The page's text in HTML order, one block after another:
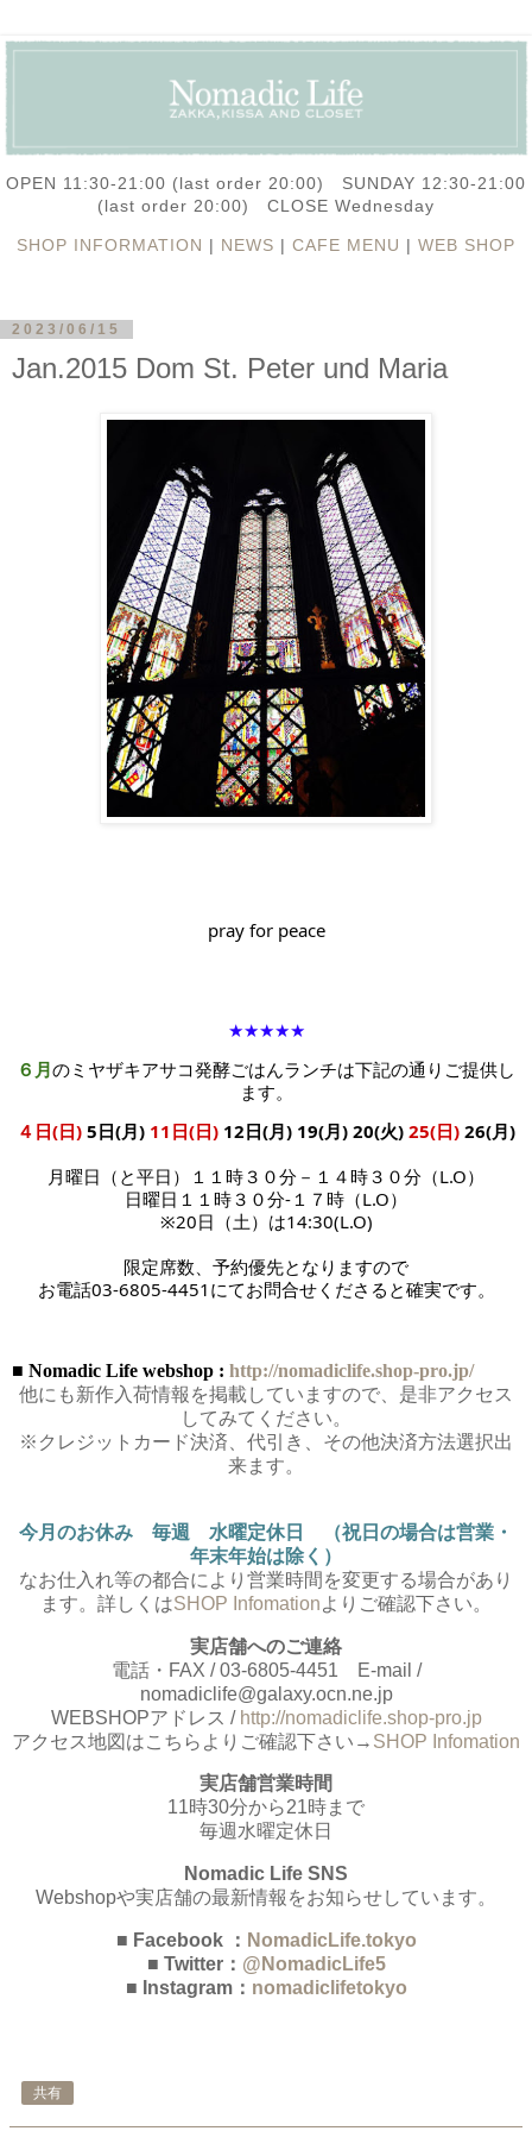
OPEN 11:30-21:00 (last order 20:00) SUNDAY 12:30-21:00
(last order 20:00) CLOSE Wednesday
SHOP INFORMATION | NEWS | CAFE MENU | WEB SHOP
2023/06/15
Jan.2015 Dom St. Peter und Maria
pray for peace
★★★★★
６月 のミヤザキアサコ発酵ごはんランチは下記の通りご提供し
ます。
４日(日) 5日(月) 11日(日) 12日(月) 19(月) 20(火) 25(日) 26(月)
月曜日（と平日）１１時３０分－１４時３０分（L.O）
日曜日１１時３０分-１７時 （L.O）
※20日（土）は14:30(L.O)
限定席数、予約優先となりますので
お電話03-6805-4451にてお問合せくださると確実です。
■ Nomadic Life webshop : http://nomadiclife.shop-pro.jp/
他にも新作入荷情報を掲載していますので、是非アクセス
してみてください。
※クレジットカード決済、代引き、その他決済方法選択出
来ます。
今月のお休み 毎週 水曜定休日 （祝日の場合は営業・
年末年始は除く）
なお仕入れ等の都合により営業時間を変更する場合があり
ます。詳しくはSHOP Infomationよりご確認下さい。
実店舗へのご連絡
電話・FAX / 03-6805-4451 E-mail /
nomadiclife@galaxy.ocn.ne.jp
WEBSHOPアドレス / http://nomadiclife.shop-pro.jp
アクセス地図はこちらよりご確認下さい→ SHOP Infomation
実店舗営業時間
11時30分から21時まで
毎週水曜定休日
Nomadic Life SNS
Webshopや実店舗の最新情報をお知らせしています。
■ Facebook ： NomadicLife.tokyo
■ Twitter： @NomadicLife5
■ Instagram： nomadiclifetokyo
共有